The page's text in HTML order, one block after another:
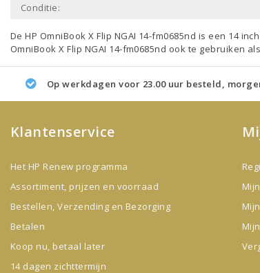
Conditie:
De HP OmniBook X Flip NGAI 14-fm0685nd is een 14
OmniBook X Flip NGAI 14-fm0685nd ook te gebruiken als
Op werkdagen voor 23.00 uur besteld,
Klantenservice
Het HP Renew programma
Assortiment, prijzen en voorraad
Bestellen, Verzending en Bezorging
Betalen
Koop nu, betaal later
14 dagen zichttermijn